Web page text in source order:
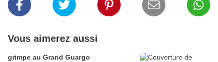
Vous aimerez aussi
grimpe au Grand Guargo